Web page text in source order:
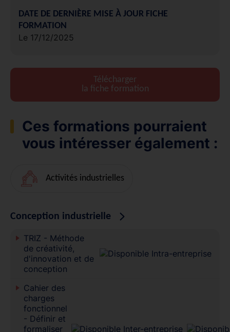
DATE DE DERNIÈRE MISE À JOUR FICHE
FORMATION
Le 17/12/2025
Télécharger
la fiche formation
Ces formations pourraient
vous intéresser également :
Activités industrielles
Conception industrielle
TRIZ - Méthode
de créativité,
d'innovation et de
conception
Cahier des
charges
fonctionnel
- Définir et
formaliser